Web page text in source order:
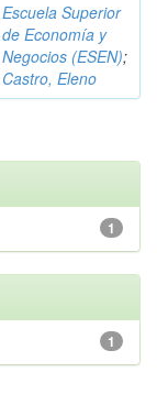
Escuela Superior
de Economía y
Negocios (ESEN);
Castro, Eleno
1
1